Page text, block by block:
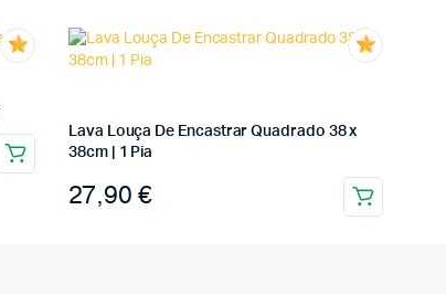
Lava Louça De Encastrar Quadrado 38 x
38cm | 1 Pia
27,90 €